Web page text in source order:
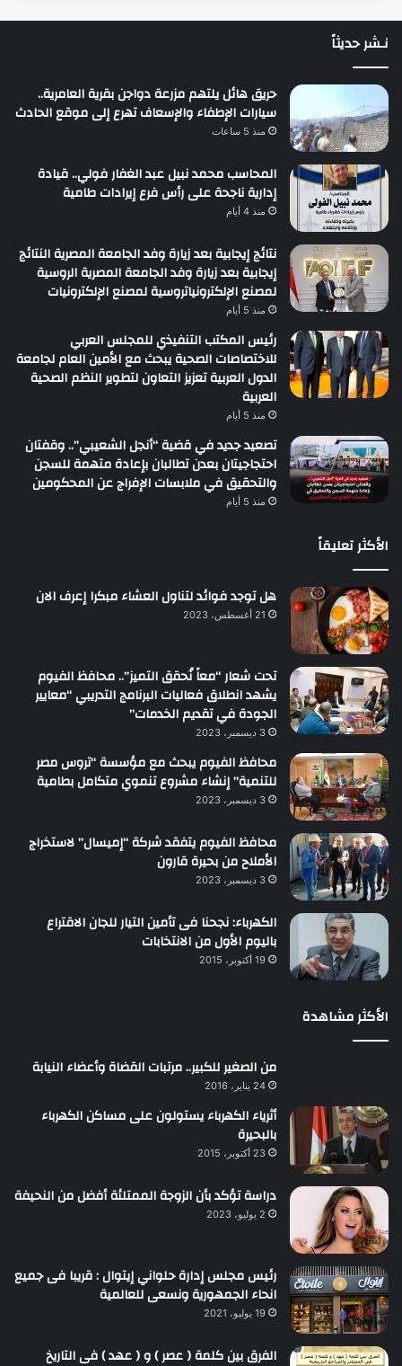
نـشر حديثاً
حريق هائل يلتهم مزرعة دواجن بقرية العامرية..
سيارات الإطفاء والإسعاف تهرع إلى موقع الحادث
منذ 5 ساعات
المحاسب محمد نبيل عبد الغفار فولي.. قيادة
إدارية ناجحة على رأس فرع إيرادات طامية
منذ 4 أيام
نتائج إيجابية بعد زيارة وفد الجامعة المصرية النتائج
إيجابية بعد زيارة وفد الجامعة المصرية الروسية
لمصنع الإلكترونياتروسية لمصنع الإلكترونيات
منذ 5 أيام
رئيس المكتب التنفيذي للمجلس العربي
للاختصاصات الصحية يبحث مع الأمين العام لجامعة
الدول العربية تعزيز التعاون لتطوير النظم الصحية
العربية
منذ 5 أيام
تصعيد جديد في قضية “أنجل الشعيبي”.. وقفتان
احتجاجيتان بعدن تطالبان بإعادة متهمة للسجن
والتحقيق في ملابسات الإفراج عن المحكومين
منذ 5 أيام
الأكثر تعليقاً
هل توجد فوائد لتناول العشاء مبكرا إعرف الان
21 أغسطس، 2023
تحت شعار “معاً نُحقق التميز”.. محافظ الفيوم
يشهد انطلاق فعاليات البرنامج التدريبي “معايير
الجودة في تقديم الخدمات”
3 ديسمبر، 2023
محافظ الفيوم يبحث مع مؤسسة “تروس مصر
للتنمية” إنشاء مشروع تنموي متكامل بطامية
3 ديسمبر، 2023
محافظ الفيوم يتفقد شركة “إميسال” لاستخراج
الأملاح من بحيرة قارون
3 ديسمبر، 2023
الكهرباء: نجحنا فى تأمين التيار للجان الاقتراع
باليوم الأول من الانتخابات
19 أكتوبر، 2015
الأكثر مشاهدة
من الصغير للكبير.. مرتبات القضاة وأعضاء النيابة
24 يناير، 2016
أثرياء الكهرباء يستولون على مساكن الكهرباء
بالبحيرة
23 أكتوبر، 2015
دراسة تؤكد بأن الزوجة الممتلئة أفضل من النحيفة
2 يوليو، 2023
رئيس مجلس إدارة حلواني إيتوال : قريبا فى جميع
انحاء الجمهورية ونسعى للعالمية
19 يوليو، 2021
الفرق بين كلمة ( عصر ) و ( عهد ) فى التاريخ